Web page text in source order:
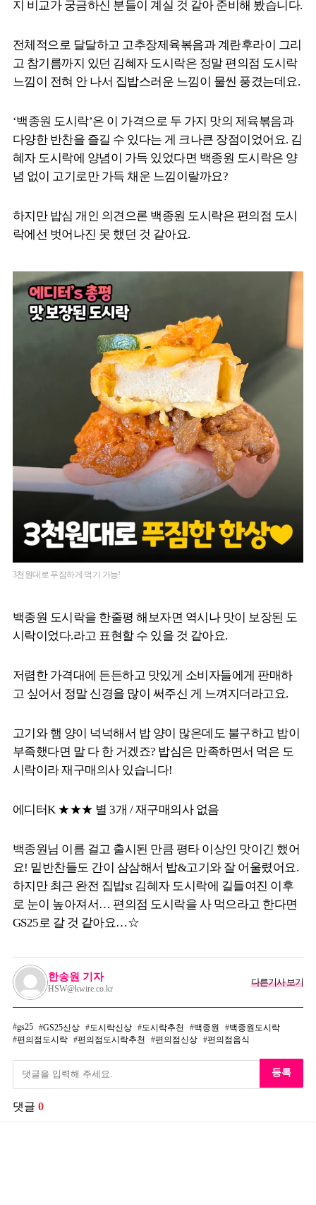
지 비교가 궁금하신 분들이 계실 것 같아 준비해 봤습니다.
전체적으로 달달하고 고추장제육볶음과 계란후라이 그리
고 참기름까지 있던 김혜자 도시락은 정말 편의점 도시락
느낌이 전혀 안 나서 집밥스러운 느낌이 물씬 풍겼는데요.
‘백종원 도시락’은 이 가격으로 두 가지 맛의 제육볶음과
다양한 반찬을 즐길 수 있다는 게 크나큰 장점이었어요. 김
혜자 도시락에 양념이 가득 있었다면 백종원 도시락은 양
념 없이 고기로만 가득 채운 느낌이랄까요?
하지만 밥심 개인 의견으론 백종원 도시락은 편의점 도시
락에선 벗어나진 못 했던 것 같아요.
3천원대로 푸짐하게 먹기 가능!
백종원 도시락을 한줄평 해보자면 역시나 맛이 보장된 도
시락이었다.라고 표현할 수 있을 것 같아요.
저렴한 가격대에 든든하고 맛있게 소비자들에게 판매하
고 싶어서 정말 신경을 많이 써주신 게 느껴지더라고요.
고기와 햄 양이 넉넉해서 밥 양이 많은데도 불구하고 밥이
부족했다면 말 다 한 거겠죠? 밥심은 만족하면서 먹은 도
시락이라 재구매의사 있습니다!
에디터K ★★★ 별 3개 / 재구매의사 없음
백종원님 이름 걸고 출시된 만큼 평타 이상인 맛이긴 했어
요! 밑반찬들도 간이 삼삼해서 밥&고기와 잘 어울렸어요.
하지만 최근 완전 집밥st 김혜자 도시락에 길들여진 이후
로 눈이 높아져서… 편의점 도시락을 사 먹으라고 한다면
GS25로 갈 것 같아요…☆
한송원 기자
HSW@kwire.co.kr
다른기사 보기
gs25 GS25신상 도시락신상 도시락추천 백종원
백종원도시락
편의점도시락
편의점도시락추천 편의점신상 편의점음식
등록
댓글 0